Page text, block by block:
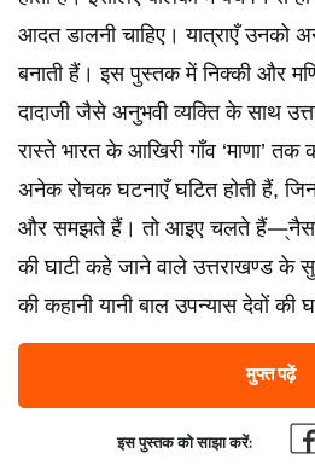
आदत डालनी चाहिए। यात्राएँ उनको
बनाती हैं। इस पुस्तक में निक्की और
दादाजी जैसे अनुभवी व्यक्ति के साथ
रास्ते भारत के आखिरी गाँव ‘माणा’
अनेक रोचक घटनाएँ घटित होती हैं,
और समझते हैं। तो आइए चलते
की घाटी कहे जाने वाले उत्तराखण्ड के
की कहानी यानी बाल उपन्यास देवों की
मुफ्त पढ़ें
इस पुस्तक को साझा करें: